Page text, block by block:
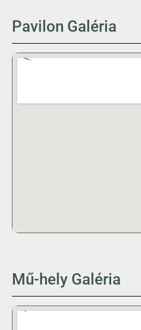
Pavilon Galéria
Mű-hely Galéria